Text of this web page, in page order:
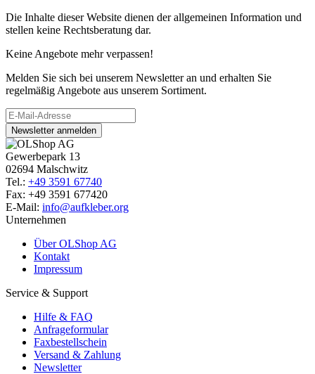
Die Inhalte dieser Website dienen der allgemeinen Information und
stellen keine Rechtsberatung dar.
Keine Angebote mehr verpassen!
Melden Sie sich bei unserem Newsletter an und erhalten Sie
regelmäßig Angebote aus unserem Sortiment.
Newsletter anmelden
Gewerbepark 13
02694 Malschwitz
Tel.: +49 3591 67740
Fax: +49 3591 677420
E-Mail: info@aufkleber.org
Unternehmen
Über OLShop AG
Kontakt
Impressum
Service & Support
Hilfe & FAQ
Anfrageformular
Faxbestellschein
Versand & Zahlung
Newsletter